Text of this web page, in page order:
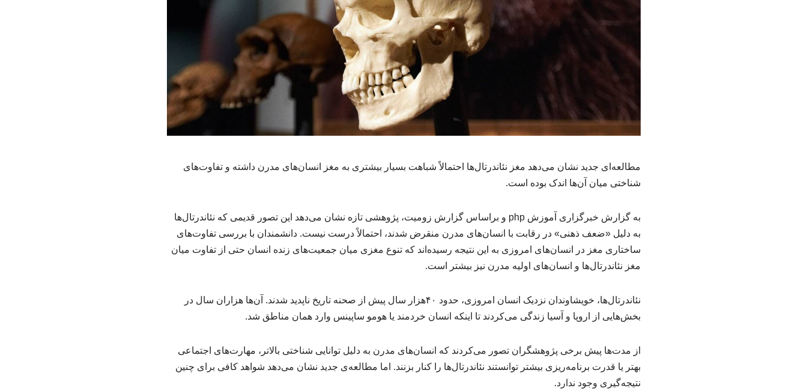
مطالعه‌ای جدید نشان می‌دهد مغز نئاندرتال‌ها احتمالاً شباهت بسیار بیشتری به مغز انسان‌های مدرن داشته و تفاوت‌های
شناختی میان آن‌ها اندک بوده است.
به گزارش خبرگزاری آموزش php و براساس گزارش زومیت، پژوهشی تازه نشان می‌دهد این تصور قدیمی که نئاندرتال‌ها
به دلیل «ضعف ذهنی» در رقابت با انسان‌های مدرن منقرض شدند، احتمالاً درست نیست. دانشمندان با بررسی تفاوت‌های
ساختاری مغز در انسان‌های امروزی به این نتیجه رسیده‌اند که تنوع مغزی میان جمعیت‌های زنده انسان حتی از تفاوت میان
مغز نئاندرتال‌ها و انسان‌های اولیه مدرن نیز بیشتر است.
نئاندرتال‌ها، خویشاوندان نزدیک انسان امروزی، حدود ۴۰هزار سال پیش از صحنه تاریخ ناپدید شدند. آن‌ها هزاران سال در
بخش‌هایی از اروپا و آسیا زندگی می‌کردند تا اینکه انسان خردمند یا هومو ساپینس وارد همان مناطق شد.
از مدت‌ها پیش برخی پژوهشگران تصور می‌کردند که انسان‌های مدرن به دلیل توانایی شناختی بالاتر، مهارت‌های اجتماعی
بهتر یا قدرت برنامه‌ریزی بیشتر توانستند نئاندرتال‌ها را کنار بزنند. اما مطالعه‌ی جدید نشان می‌دهد شواهد کافی برای چنین
نتیجه‌گیری‌ وجود ندارد.